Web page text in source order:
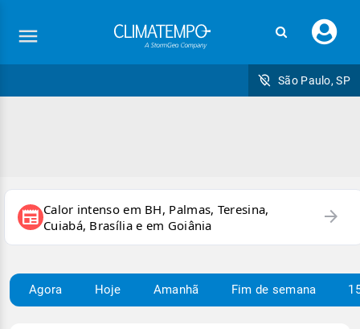
seu
São Paulo, SP
newspaper Calor intenso em BH, Palmas, Teresina,
Cuiabá, Brasília e em Goiânia
arrow_forward
Agora Hoje Amanhã Fim de semana